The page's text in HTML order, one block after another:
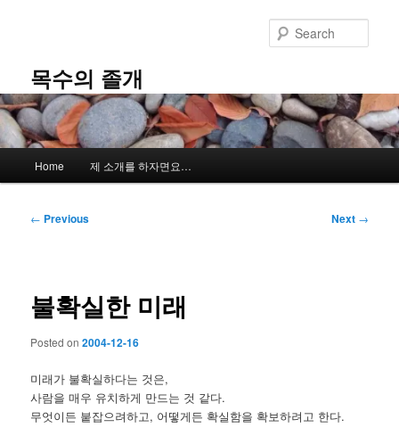
content목수의 졸개
Home 제 소개를 하자면요…
Post
← Previous Next →
불확실한 미래
Posted on2004-12-16
미래가 불확실하다는 것은,
사람을 매우 유치하게 만드는 것 같다.
무엇이든 붙잡으려하고, 어떻게든 확실함을 확보하려고 한다.